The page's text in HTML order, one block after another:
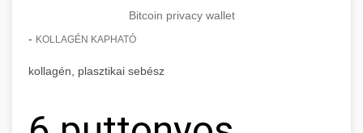
Bitcoin privacy wallet
- KOLLAGÉN KAPHATÓ
kollagén, plasztikai sebész